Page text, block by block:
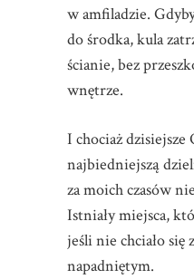
w amfiladzie.
do środka, kula
ścianie, bez
wnętrze.
I chociaż
najbiedniejszą
za moich czasów
Istniały miejsca,
jeśli nie chciało
napadniętym.